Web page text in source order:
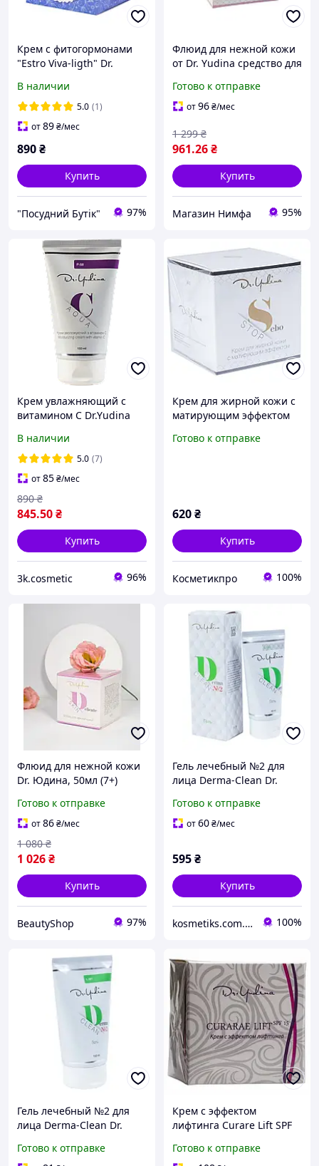
Крем с фитогормонами
"Estro Viva-ligth" Dr.
В наличии
5.0 (1)
от89₴/мес
890₴
Купить
"Посудний Бутік" 97%
Флюид для нежной кожи
от Dr. Yudina средство для
"Delicate skin" 50 мл
Готово к отправке
от96₴/мес
961.26₴
1 299 ₴
Купить
Магазин Нимфа 95%
Крем увлажняющий с
витамином C Dr.Yudina
В наличии
5.0 (7)
от85₴/мес
845.50₴
890 ₴
Купить
3k.cosmetic 96%
Крем для жирной кожи с
матирующим эффектом
Готово к отправке
620₴
Купить
Косметикпро 100%
Флюид для нежной кожи
Dr. Юдина, 50мл (7+)
Готово к отправке
от86₴/мес
1 026₴
1 080 ₴
Купить
BeautyShop 97%
Гель лечебный №2 для
лица Derma-Clean Dr.
Готово к отправке
от60₴/мес
595₴
Купить
kosmetiks.com.ua 100%
Гель лечебный №2 для
лица Derma-Clean Dr.
Готово к отправке
Крем с эффектом
лифтинга Curare Lift SPF
Готово к отправке